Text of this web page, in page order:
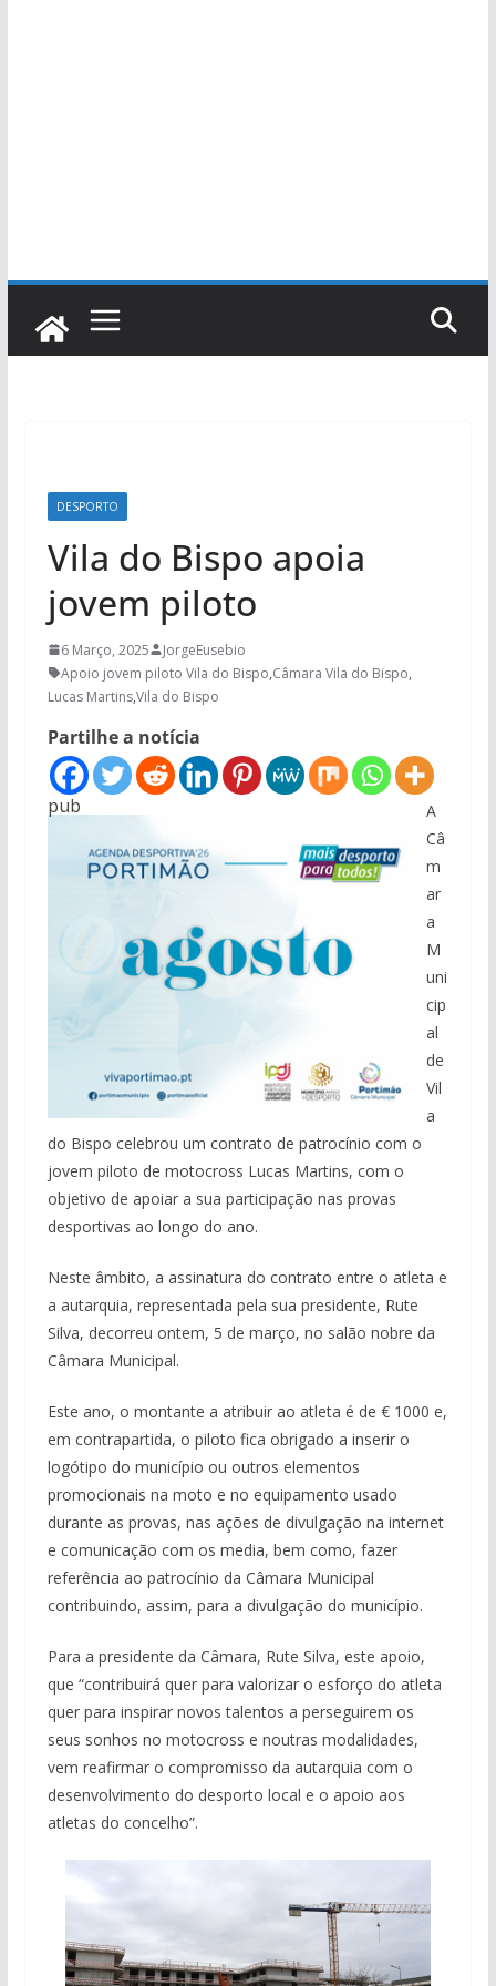
DESPORTO
Vila do Bispo apoia
jovem piloto
6 Março, 2025
JorgeEusebio
Apoio jovem piloto Vila do Bispo,Câmara Vila do Bispo,
Lucas Martins,Vila do Bispo
Partilhe a notícia
pub
A
Câ
m
ar
a
M
uni
cip
al
de
Vil
a
do Bispo celebrou um contrato de patrocínio com o
jovem piloto de motocross Lucas Martins, com o
objetivo de apoiar a sua participação nas provas
desportivas ao longo do ano.
Neste âmbito, a assinatura do contrato entre o atleta e
a autarquia, representada pela sua presidente, Rute
Silva, decorreu ontem, 5 de março, no salão nobre da
Câmara Municipal.
Este ano, o montante a atribuir ao atleta é de € 1000 e,
em contrapartida, o piloto fica obrigado a inserir o
logótipo do município ou outros elementos
promocionais na moto e no equipamento usado
durante as provas, nas ações de divulgação na internet
e comunicação com os media, bem como, fazer
referência ao patrocínio da Câmara Municipal
contribuindo, assim, para a divulgação do município.
Para a presidente da Câmara, Rute Silva, este apoio,
que “contribuirá quer para valorizar o esforço do atleta
quer para inspirar novos talentos a perseguirem os
seus sonhos no motocross e noutras modalidades,
vem reafirmar o compromisso da autarquia com o
desenvolvimento do desporto local e o apoio aos
atletas do concelho”.